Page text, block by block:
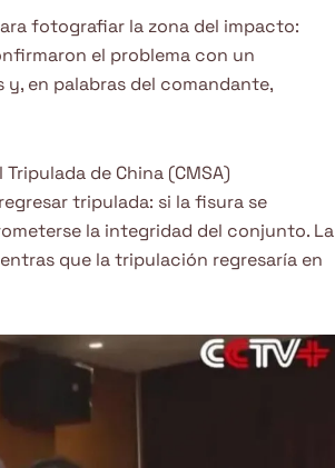
fotografiar la zona del impacto:
el problema con un
y, en palabras del comandante,
de China (CMSA)
tripulada: si la fisura se
la integridad del conjunto. La
que la tripulación regresaría en